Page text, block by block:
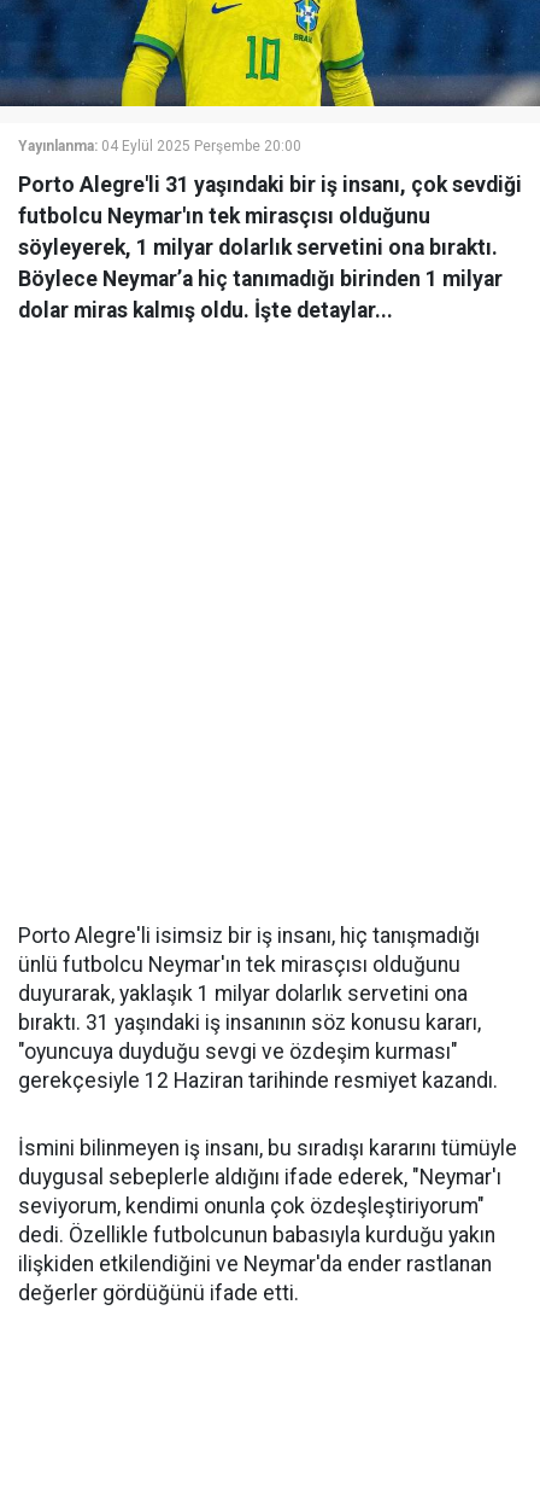
Yayınlanma: 04 Eylül 2025 Perşembe 20:00
Porto Alegre'li 31 yaşındaki bir iş insanı, çok sevdiği
futbolcu Neymar'ın tek mirasçısı olduğunu
söyleyerek, 1 milyar dolarlık servetini ona bıraktı.
Böylece Neymar’a hiç tanımadığı birinden 1 milyar
dolar miras kalmış oldu. İşte detaylar...
Porto Alegre'li isimsiz bir iş insanı, hiç tanışmadığı
ünlü futbolcu Neymar'ın tek mirasçısı olduğunu
duyurarak, yaklaşık 1 milyar dolarlık servetini ona
bıraktı. 31 yaşındaki iş insanının söz konusu kararı,
"oyuncuya duyduğu sevgi ve özdeşim kurması"
gerekçesiyle 12 Haziran tarihinde resmiyet kazandı.
İsmini bilinmeyen iş insanı, bu sıradışı kararını tümüyle
duygusal sebeplerle aldığını ifade ederek, "Neymar'ı
seviyorum, kendimi onunla çok özdeşleştiriyorum"
dedi. Özellikle futbolcunun babasıyla kurduğu yakın
ilişkiden etkilendiğini ve Neymar'da ender rastlanan
değerler gördüğünü ifade etti.